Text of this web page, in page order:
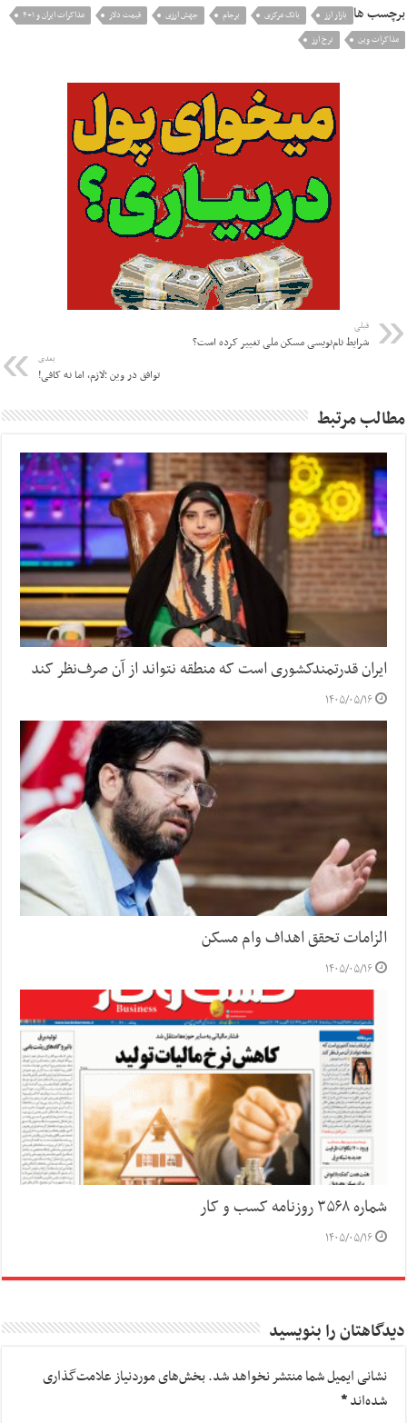
برچسب ها بازار ارز بانک مرکزی برجام جهش ارزی قیمت دلار
مذاکرات ایران و ۱+۴
مذاکرات وین
نرخ ارز
قبلی
شرایط نام‌نویسی مسکن ملی تغییر کرده است؟
بعدی
توافق در وین ؛لازم، اما نه کافی!
مطالب مرتبط
ایران قدرتمندکشوری است که منطقه نتواند از آن صرف‌نظر کند
۱۴۰۵/۰۵/۱۶
الزامات تحقق اهداف وام مسکن
۱۴۰۵/۰۵/۱۶
شماره ۳۵۶۸ روزنامه کسب و کار
۱۴۰۵/۰۵/۱۶
دیدگاهتان را بنویسید
نشانی ایمیل شما منتشر نخواهد شد.بخش‌های موردنیاز علامت‌گذاری
شده‌اند*